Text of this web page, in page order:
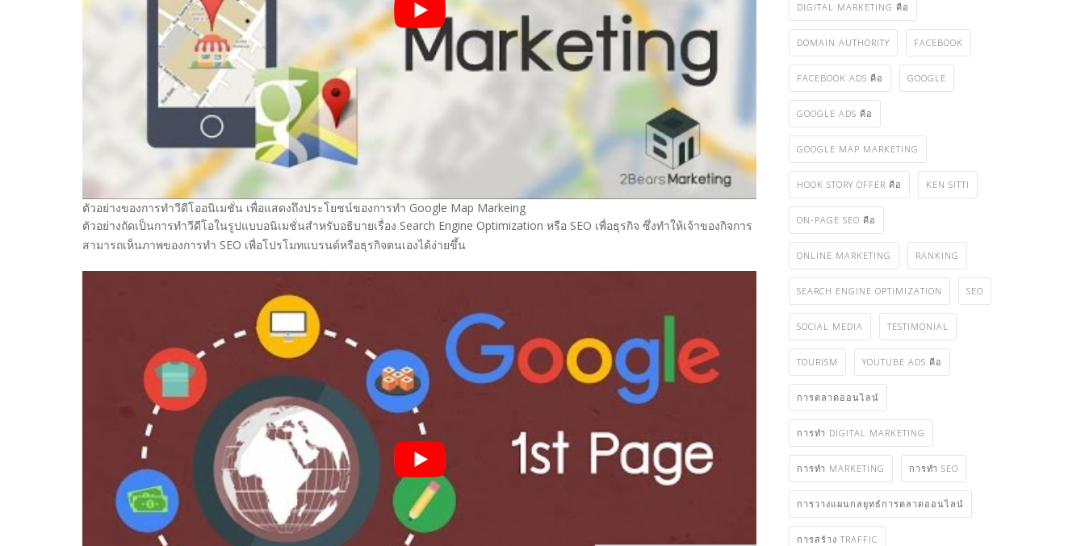
ตัวอย่างของการทำวีดีโออนิเมชั่น เพื่อแสดงถึงประโยชน์ของการทำ Google Map Markeing
ตัวอย่างถัดเป็นการทำวีดีโอในรูปแบบอนิเมชั่นสำหรับอธิบายเรื่อง Search Engine Optimization หรือ SEO เพื่อธุรกิจ ซึ่งทำให้เจ้าของกิจการ
สามารถเห็นภาพของการทำ SEO เพื่อโปรโมทแบรนด์หรือธุรกิจตนเองได้ง่ายขึ้น
DIGITAL MARKETING คือ
DOMAIN AUTHORITY FACEBOOK
FACEBOOK ADS คือ GOOGLE
GOOGLE ADS คือ
GOOGLE MAP MARKETING
HOOK STORY OFFER คือ KEN SITTI
ON-PAGE SEO คือ
ONLINE MARKETING RANKING
SEARCH ENGINE OPTIMIZATION SEO
SOCIAL MEDIA TESTIMONIAL
TOURISM YOUTUBE ADS คือ
การตลาดออนไลน์
การทำ DIGITAL MARKETING
การทำ MARKETING การทำ SEO
การวางแผนกลยุทธ์การตลาดออนไลน์
การสร้าง TRAFFIC